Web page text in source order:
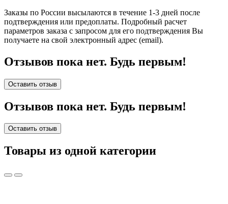
Заказы по России высылаются в течение 1-3 дней после
подтверждения или предоплаты. Подробный расчет
параметров заказа с запросом для его подтверждения Вы
получаете на свой электронный адрес (email).
Отзывов пока нет. Будь первым!
Оставить отзыв
Отзывов пока нет. Будь первым!
Оставить отзыв
Товары из одной категории